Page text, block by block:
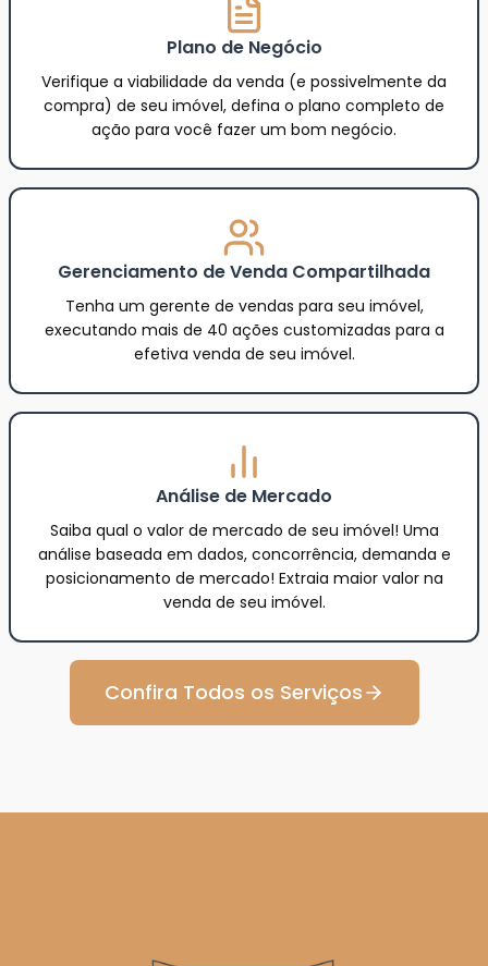
Plano de Negócio
Verifique a viabilidade da venda (e possivelmente da
compra) de seu imóvel, defina o plano completo de
ação para você fazer um bom negócio.
Gerenciamento de Venda Compartilhada
Tenha um gerente de vendas para seu imóvel,
executando mais de 40 ações customizadas para a
efetiva venda de seu imóvel.
Análise de Mercado
Saiba qual o valor de mercado de seu imóvel! Uma
análise baseada em dados, concorrência, demanda e
posicionamento de mercado! Extraia maior valor na
venda de seu imóvel.
Confira Todos os Serviços